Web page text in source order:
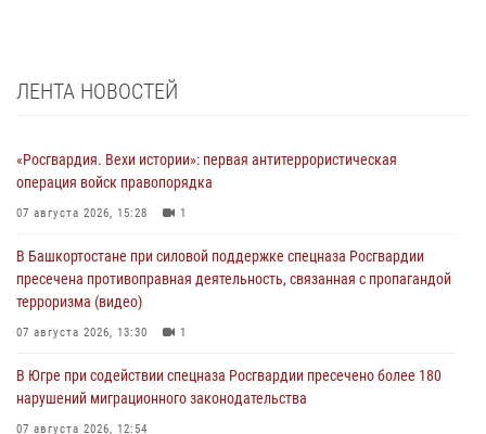
ЛЕНТА НОВОСТЕЙ
«Росгвардия. Вехи истории»: первая антитеррористическая
операция войск правопорядка
07 августа 2026, 15:28 1
В Башкортостане при силовой поддержке спецназа Росгвардии
пресечена противоправная деятельность, связанная с пропагандой
терроризма (видео)
07 августа 2026, 13:30 1
В Югре при содействии спецназа Росгвардии пресечено более 180
нарушений миграционного законодательства
07 августа 2026, 12:54